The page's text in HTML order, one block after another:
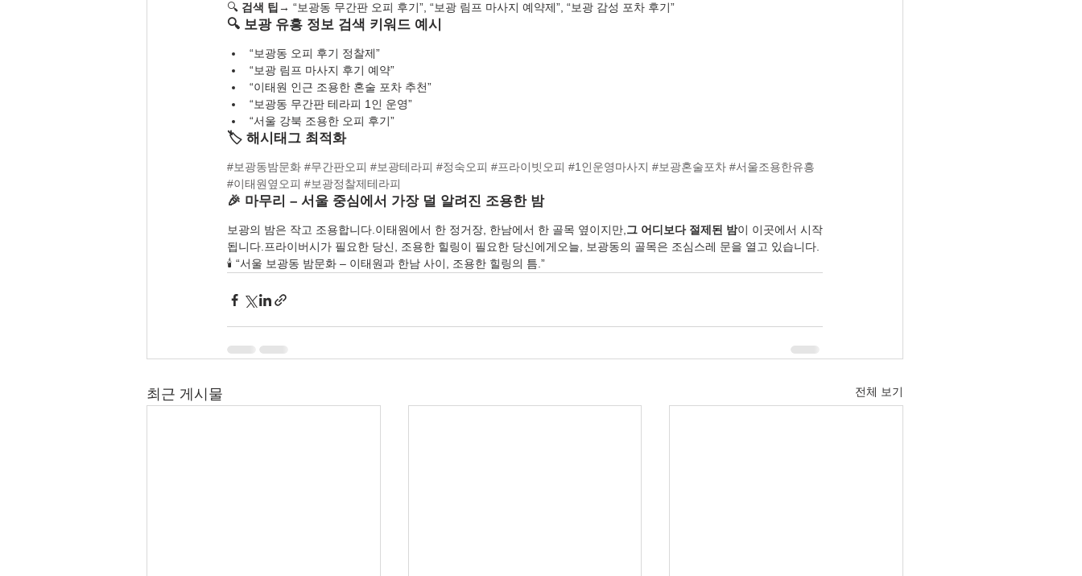
🔍 검색 팁 → “보광동 무간판 오피 후기”, “보광 림프 마사지 예약제”, “보광 감성 포차 후기”
🔍 보광 유흥 정보 검색 키워드 예시
“보광동 오피 후기 정찰제”
“보광 림프 마사지 후기 예약”
“이태원 인근 조용한 혼술 포차 추천”
“보광동 무간판 테라피 1인 운영”
“서울 강북 조용한 오피 후기”
🏷️ 해시태그 최적화
#보광동밤문화 #무간판오피 #보광테라피 #정숙오피 #프라이빗오피 #1인운영마사지 #보광혼술포차 #서울조용한유흥
#이태원옆오피 #보광정찰제테라피
🎉 마무리 – 서울 중심에서 가장 덜 알려진 조용한 밤
보광의 밤은 작고 조용합니다.이태원에서 한 정거장, 한남에서 한 골목 옆이지만,그 어디보다 절제된 밤이 이곳에서 시작
됩니다.프라이버시가 필요한 당신, 조용한 힐링이 필요한 당신에게오늘, 보광동의 골목은 조심스레 문을 열고 있습니다.
🕯️ “서울 보광동 밤문화 – 이태원과 한남 사이, 조용한 힐링의 틈.”
최근 게시물 전체 보기